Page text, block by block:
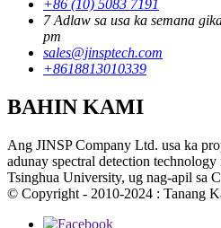
+86 (10) 5083 7191
7 Adlaw sa usa ka semana
pm
sales@jinsptech.com
+8618813010339
BAHIN KAMI
Ang JINSP Company Ltd. usa ka
adunay spectral detection
Tsinghua University, ug nag-apil sa
© Copyright - 2010-2024 : Tanang